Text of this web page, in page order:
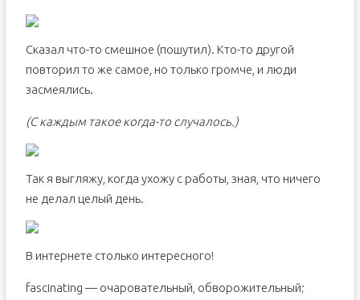
Сказал что-то смешное (пошутил). Кто-то другой
повторил то же самое, но только громче, и люди
засмеялись.
(​С каждым такое когда-то случалось.)
Так я выгляжу, когда ухожу с работы, зная, что ничего
не делал целый день.
В интернете столько интересного!
fascinating — очаровательный, обворожительный;